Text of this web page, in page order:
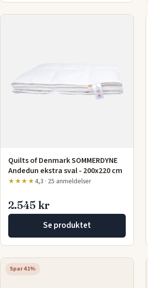
Quilts of Denmark SOMMERDYNE
Andedun ekstra sval - 200x220 cm
★★★★4,3 · 25 anmeldelser
2.545 kr
Se produktet
Spar 41%